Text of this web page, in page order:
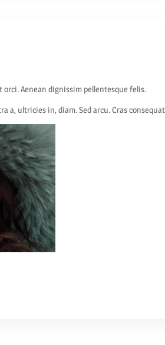
Aenean dignissim pellentesque felis.
a, ultricies in, diam. Sed arcu. Cras